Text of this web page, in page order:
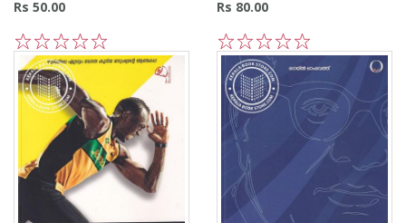
Rs 50.00
5
4
3
2
Rs 80.00
5
4
3
2
1